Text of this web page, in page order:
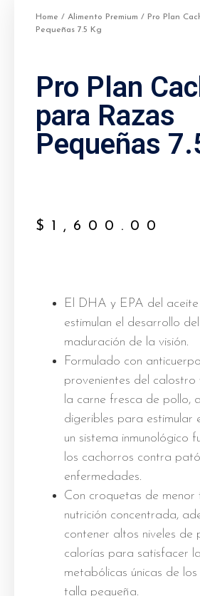
Home / Alimento Premium / Pro Plan
Pequeñas 7.5 Kg
Pro Plan
para Razas
Pequeñas
$ 1,600.00
El DHA y EPA del
estimulan el desarrollo
maduración de la visión.
Formulado con
provenientes del
la carne fresca de pollo,
digeribles para estimular
un sistema inmunológico
los cachorros contra
enfermedades.
Con croquetas de menor
nutrición concentrada,
contener altos niveles de
calorías para satisfacer
metabólicas únicas de
talla pequeña.